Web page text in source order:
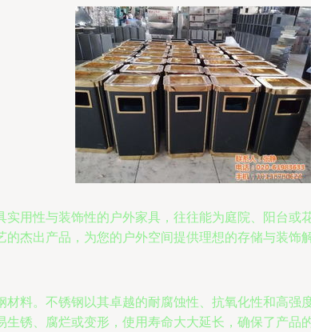
用性与装饰性的户外家具，往往能为庭院、阳台或
杰出产品，为您的户外空间提供理想的存储与装饰
料。不锈钢以其卓越的耐腐蚀性、抗氧化性和高
锈、腐烂或变形，使用寿命大大延长，确保了产